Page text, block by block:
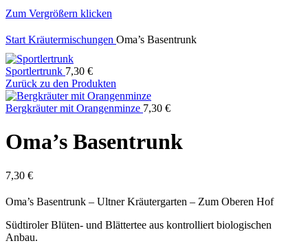
Zum Vergrößern klicken
Start Kräutermischungen Oma’s Basentrunk
Sportlertrunk 7,30 €
Zurück zu den Produkten
Bergkräuter mit Orangenminze 7,30 €
Oma’s Basentrunk
7,30 €
Oma’s Basentrunk – Ultner Kräutergarten – Zum Oberen Hof
Südtiroler Blüten- und Blättertee aus kontrolliert biologischen
Anbau.